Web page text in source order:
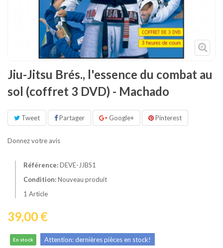
Décoration
Voir plus
Jiu-Jitsu Brés., l'essence du combat au
sol (coffret 3 DVD) - Machado
Tweet Partager Google+ Pinterest
Donnez votre avis
Référence:DEVE-JJBS1
Condition:Nouveau produit
1 Article
39,00 €
En stock Attention: dernières pièces en stock!